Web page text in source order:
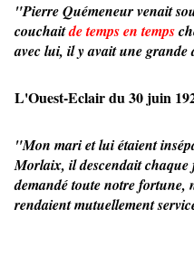
"Pierre Quémeneur venait
couchaitde temps en temps
avec lui, il y avait une
L'Ouest-Eclair du 30 juin
"Mon mari et lui étaient
Morlaix, il descendait
demandé toute notre fortune,
rendaient mutuellement